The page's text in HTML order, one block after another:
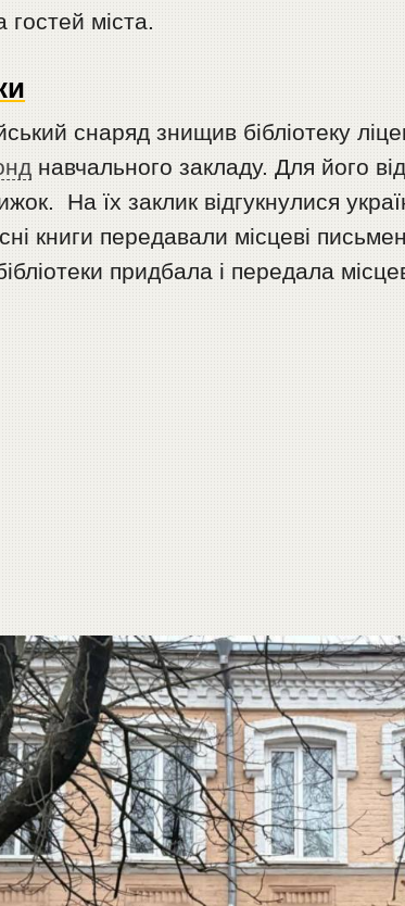
гостей міста.
снаряд знищив бібліотеку
навчального закладу. Для його
На їх заклик відгукнулися
книги передавали місцеві
придбала і передала